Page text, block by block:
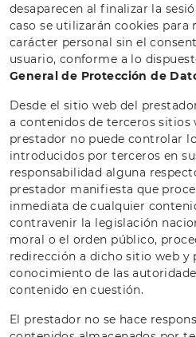
desaparecen al finalizar la
caso se utilizarán cookies
carácter personal sin el
usuario, conforme a lo
General de Protección de
Desde el sitio web del
a contenidos de terceros sitios
prestador no puede controlar
introducidos por terceros en
responsabilidad alguna
prestador manifiesta que
inmediata de cualquier
contravenir la legislación
moral o el orden público,
redirección a dicho sitio web y
conocimiento de las
contenido en cuestión.
El prestador no se hace